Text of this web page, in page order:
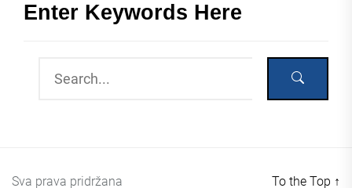
Enter Keywords Here
Sva prava pridržana To the Top ↑